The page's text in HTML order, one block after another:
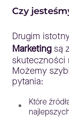
Czy
Drugim
Marketingsą
skuteczności
Możemy
pytania:
Które